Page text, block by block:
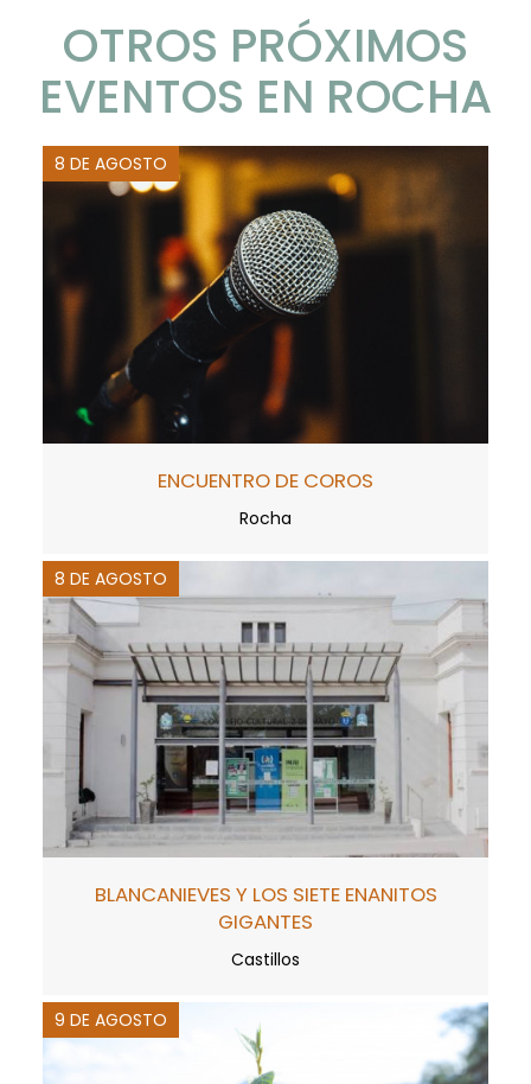
OTROS PRÓXIMOS
EVENTOS EN ROCHA
8 DE AGOSTO
ENCUENTRO DE COROS
Rocha
8 DE AGOSTO
BLANCANIEVES Y LOS SIETE ENANITOS
GIGANTES
Castillos
9 DE AGOSTO